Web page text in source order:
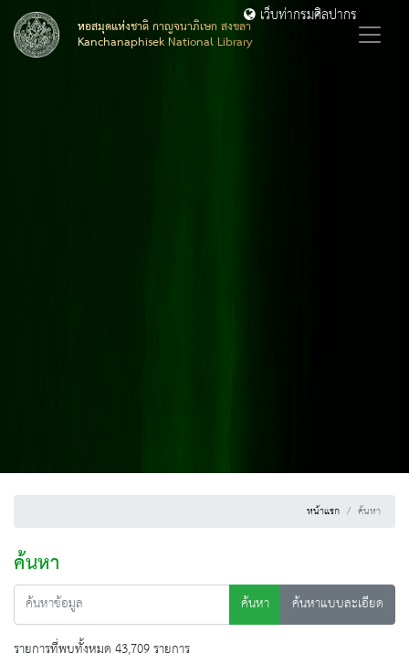
หอสมุดแห่งชาติ กาญจนาภิเษก สงขลา
Kanchanaphisek National Library
เว็บท่ากรมศิลปากร
หน้าแรก ค้นหา
ค้นหา
ค้นหา
ค้นหาแบบละเอียด
รายการที่พบทั้งหมด 43,709 รายการ